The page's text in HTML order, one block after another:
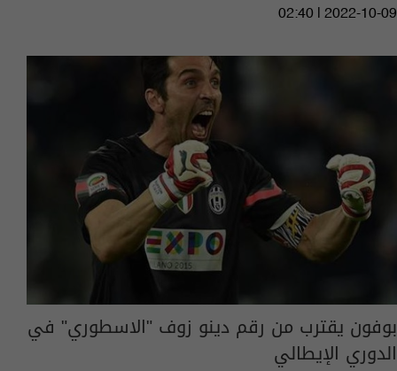
02:40 | 2022-10-09
بوفون يقترب من رقم دينو زوف "الاسطوري" في
الدوري الإيطالي